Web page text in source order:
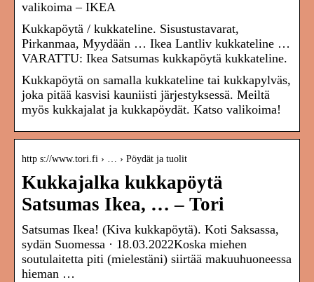
valikoima – IKEA
Kukkapöytä / kukkateline. Sisustustavarat,
Pirkanmaa, Myydään … Ikea Lantliv kukkateline …
VARATTU: Ikea Satsumas kukkapöytä kukkateline.
Kukkapöytä on samalla kukkateline tai kukkapylväs,
joka pitää kasvisi kauniisti järjestyksessä. Meiltä
myös kukkajalat ja kukkapöydät. Katso valikoima!
http s://www.tori.fi › … › Pöydät ja tuolit
Kukkajalka kukkapöytä
Satsumas Ikea, … – Tori
Satsumas Ikea! (Kiva kukkapöytä). Koti Saksassa,
sydän Suomessa · 18.03.2022Koska miehen
soutulaitetta piti (mielestäni) siirtää makuuhuoneessa
hieman …